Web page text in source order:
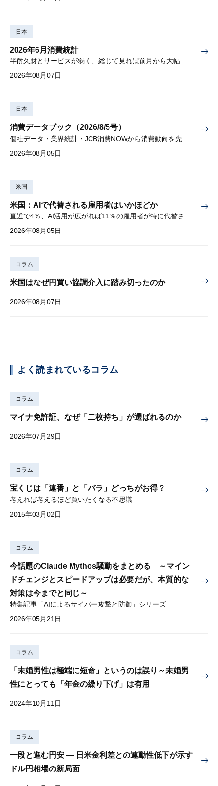
日本
2026年6月消費統計
半耐久財とサービスが弱く、総じて見れば前月から大幅に減少
2026年08月07日
日本
消費データブック（2026/8/5号）
2026年08月05日
米国
米国：AIで代替される雇用者はいかほどか
直近で4％、AI活用が広がれば11％の雇用者が特に代替されやすい
2026年08月05日
コラム
米国はなぜ円買い協調介入に踏み切ったのか
2026年08月07日
よく読まれているコラム
コラム
マイナ免許証、なぜ「二枚持ち」が選ばれるのか
2026年07月29日
コラム
宝くじは「連番」と「バラ」どっちがお得？
考えれば考えるほど買いたくなる不思議
2015年03月02日
コラム
今話題のClaude Mythos騒動をまとめる ～マイン
ドチェンジとスピードアップは必要だが、本質的な
対策は今までと同じ～
特集記事「AIによるサイバー攻撃と防御」シリーズ
2026年05月21日
コラム
「未婚男性は極端に短命」というのは誤り～未婚男
性にとっても「年金の繰り下げ」は有用
2024年10月11日
コラム
一段と進む円安 — 日米金利差との連動性低下が示す
ドル円相場の新局面